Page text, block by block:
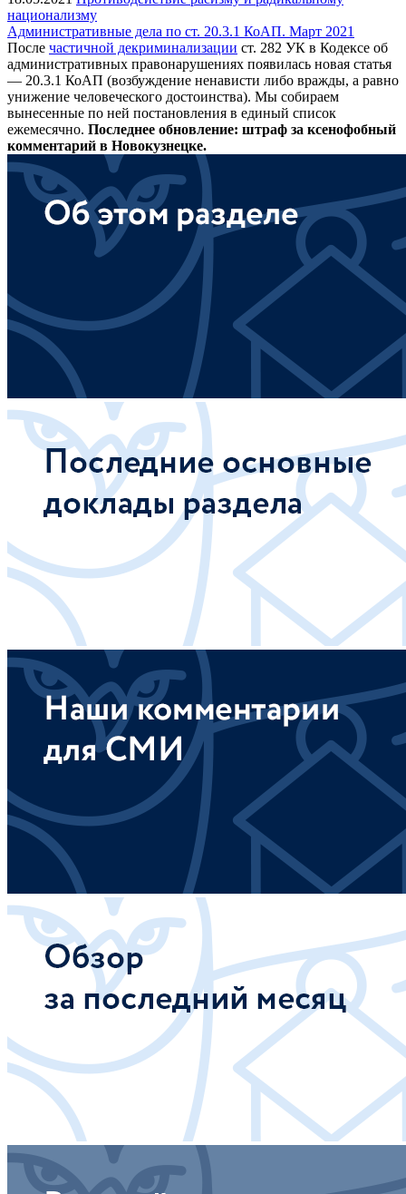
национализму
Административные дела по ст. 20.3.1 КоАП. Март 2021
После частичной декриминализации ст. 282 УК в Кодексе об
административных правонарушениях появилась новая статья
— 20.3.1 КоАП (возбуждение ненависти либо вражды, а равно
унижение человеческого достоинства). Мы собираем
вынесенные по ней постановления в единый список
ежемесячно. Последнее обновление: штраф за ксенофобный
комментарий в Новокузнецке.